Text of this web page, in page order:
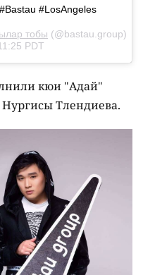
#LosAngeles
тобы (@bastau.group)
PDT
кюи "Адай"
Тлендиева.